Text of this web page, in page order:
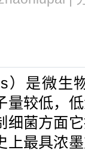
是微生
量较低，
细菌方面
上最具浓